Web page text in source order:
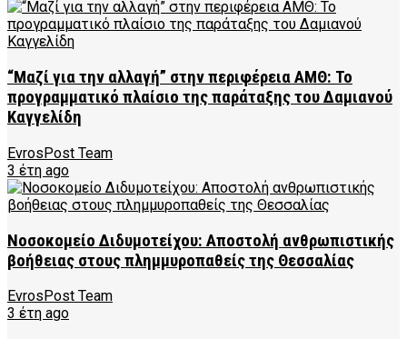
“Μαζί για την αλλαγή” στην περιφέρεια ΑΜΘ: Το
προγραμματικό πλαίσιο της παράταξης του Δαμιανού
Καγγελίδη
EvrosPost Team
3 έτη ago
Νοσοκομείο Διδυμοτείχου: Αποστολή ανθρωπιστικής
βοήθειας στους πλημμυροπαθείς της Θεσσαλίας
EvrosPost Team
3 έτη ago